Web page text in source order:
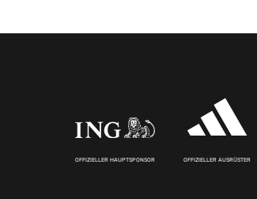
OFFIZIELLER HAUPTSPONSOR OFFIZIELLER AUSRÜSTER